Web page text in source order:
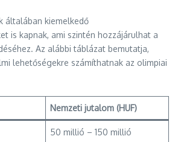
általában kiemelkedő
is kapnak, ami szintén hozzájárulhat a
Az alábbi táblázat bemutatja,
lehetőségekre számíthatnak az olimpiai
Nemzeti jutalom (HUF)
50 millió – 150 millió